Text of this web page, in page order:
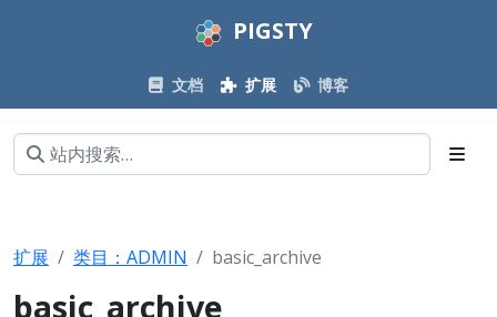
PIGSTY
文档 扩展 博客
扩展 类目：ADMIN basic_archive
basic_archive